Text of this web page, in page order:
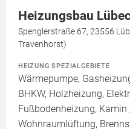
Heizungsbau
Spenglerstraße 67, 23556
Travenhorst)
HEIZUNG SPEZIALGEBIETE
Wärmepumpe,
BHKW, Holzheizung,
Fußbodenheizung,
Wohnraumlüftung,